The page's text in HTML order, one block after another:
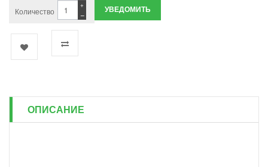
Количество −
+ УВЕДОМИТЬ
ОПИСАНИЕ